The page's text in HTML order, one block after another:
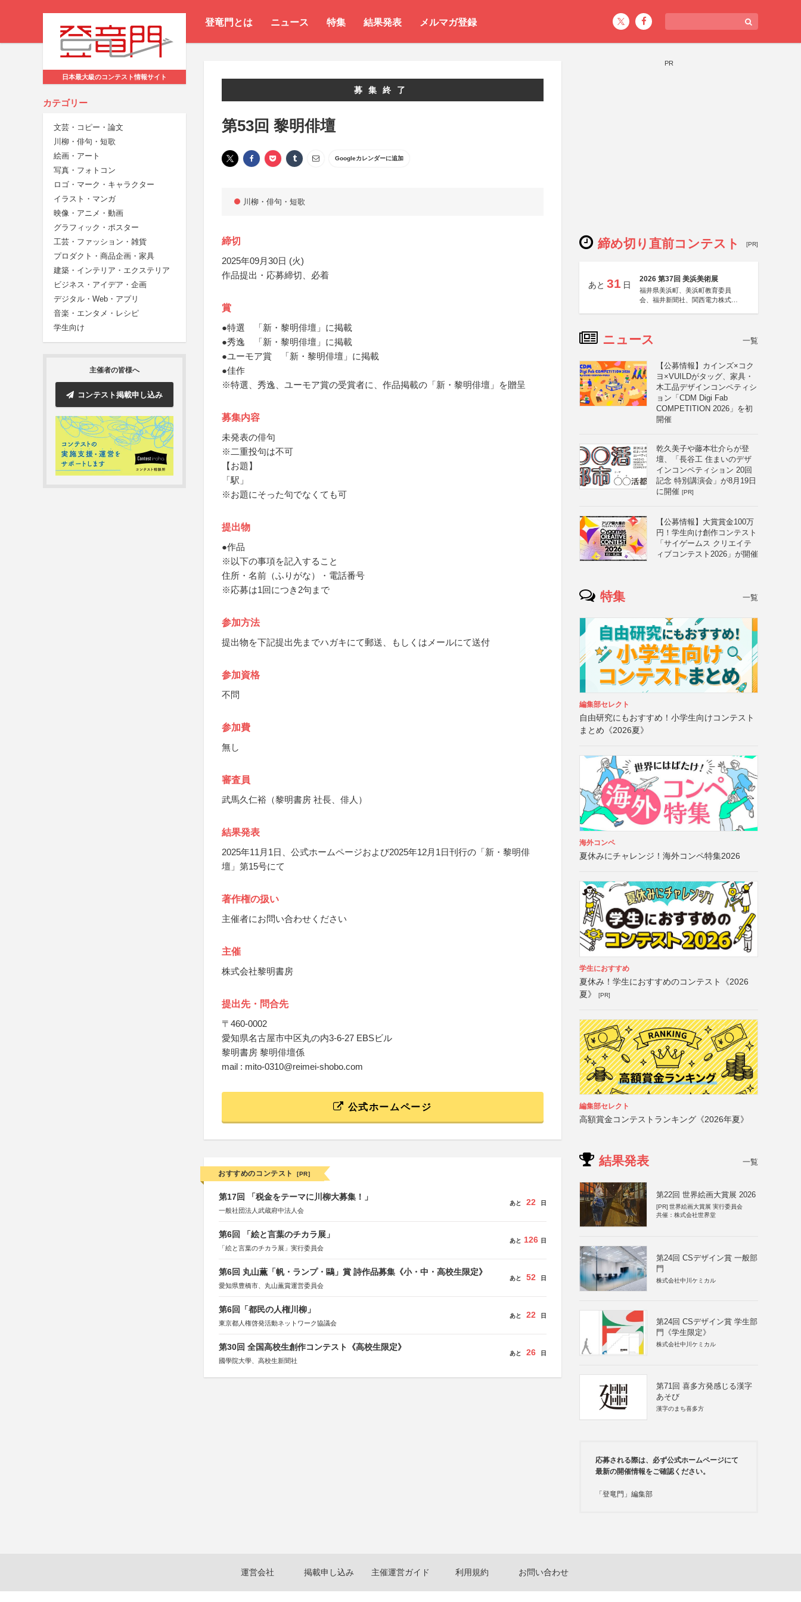
登竜門とは ニュース 特集 結果発表 メルマガ登録
日本最大級のコンテスト情報サイト
カテゴリー
文芸・コピー・論文
川柳・俳句・短歌
絵画・アート
写真・フォトコン
ロゴ・マーク・キャラクター
イラスト・マンガ
映像・アニメ・動画
グラフィック・ポスター
工芸・ファッション・雑貨
プロダクト・商品企画・家具
建築・インテリア・エクステリア
ビジネス・アイデア・企画
デジタル・Web・アプリ
音楽・エンタメ・レシピ
学生向け
主催者の皆様へ
コンテスト掲載申し込み
募集終了
第53回 黎明俳壇
Googleカレンダーに追加
川柳・俳句・短歌
締切
2025年09月30日 (火)
作品提出・応募締切、必着
賞
●特選 「新・黎明俳壇」に掲載
●秀逸 「新・黎明俳壇」に掲載
●ユーモア賞 「新・黎明俳壇」に掲載
●佳作
※特選、秀逸、ユーモア賞の受賞者に、作品掲載の「新・黎明俳壇」を贈呈
募集内容
未発表の俳句
※二重投句は不可
【お題】
「駅」
※お題にそった句でなくても可
提出物
●作品
※以下の事項を記入すること
住所・名前（ふりがな）・電話番号
※応募は1回につき2句まで
参加方法
提出物を下記提出先までハガキにて郵送、もしくはメールにて送付
参加資格
不問
参加費
無し
審査員
武馬久仁裕（黎明書房 社長、俳人）
結果発表
2025年11月1日、公式ホームページおよび2025年12月1日刊行の「新・黎明俳
壇」第15号にて
著作権の扱い
主催者にお問い合わせください
主催
株式会社黎明書房
提出先・問合先
〒460-0002
愛知県名古屋市中区丸の内3-6-27 EBSビル
黎明書房 黎明俳壇係
mail : mito-0310@reimei-shobo.com
公式ホームページ
おすすめのコンテスト [PR]
第17回 「税金をテーマに川柳大募集！」
一般社団法人武蔵府中法人会
あと 22 日
第6回 「絵と言葉のチカラ展」
「絵と言葉のチカラ展」実行委員会
あと 126 日
第6回 丸山薫「帆・ランプ・鷗」賞 詩作品募集《小・中・高校生限定》
愛知県豊橋市、丸山薫賞運営委員会
あと 52 日
第6回「都民の人権川柳」
東京都人権啓発活動ネットワーク協議会
あと 22 日
第30回 全国高校生創作コンテスト《高校生限定》
國學院大學、高校生新聞社
あと 26 日
PR
締め切り直前コンテスト [PR]
あと 31 日
2026 第37回 美浜美術展
福井県美浜町、美浜町教育委員
会、福井新聞社、関西電力株式会
ニュース 一覧
【公募情報】カインズ×コク
ヨ×VUILDがタッグ、家具・
木工品デザインコンペティシ
ョン「CDM Digi Fab
COMPETITION 2026」を初
開催
乾久美子や藤本壮介らが登
壇、「長谷工 住まいのデザ
インコンペティション 20回
記念 特別講演会」が8月19日
に開催 [PR]
【公募情報】大賞賞金100万
円！学生向け創作コンテスト
「サイゲームス クリエイテ
ィブコンテスト2026」が開催
特集 一覧
編集部セレクト
自由研究にもおすすめ！小学生向けコンテスト
まとめ《2026夏》
海外コンペ
夏休みにチャレンジ！海外コンペ特集2026
学生におすすめ
夏休み！学生におすすめのコンテスト《2026
夏》
[PR]
編集部セレクト
高額賞金コンテストランキング《2026年夏》
結果発表 一覧
第22回 世界絵画大賞展 2026
[PR] 世界絵画大賞展 実行委員会
共催：株式会社世界堂
第24回 CSデザイン賞 一般部
門
株式会社中川ケミカル
第24回 CSデザイン賞 学生部
門《学生限定》
株式会社中川ケミカル
第71回 喜多方発感じる漢字
あそび
漢字のまち喜多方
応募される際は、必ず公式ホームページにて
最新の開催情報をご確認ください。
「登竜門」編集部
運営会社 掲載申し込み 主催運営ガイド 利用規約 お問い合わせ